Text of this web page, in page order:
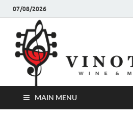
07/08/2026
MAIN MENU